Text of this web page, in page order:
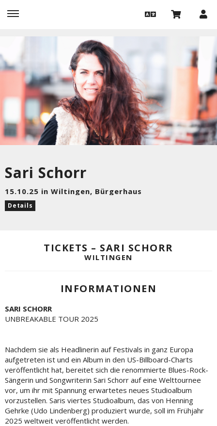
Sari Schorr
15.10.25 in Wiltingen, Bürgerhaus
Details
TICKETS – SARI SCHORR
WILTINGEN
INFORMATIONEN
SARI SCHORR
UNBREAKABLE TOUR 2025
Nachdem sie als Headlinerin auf Festivals in ganz Europa
aufgetreten ist und ein Album in den US-Billboard-Charts
veröffentlicht hat, bereitet sich die renommierte Blues-Rock-
Sängerin und Songwriterin Sari Schorr auf eine Welttournee
vor, um ihr mit Spannung erwartetes neues Studioalbum
vorzustellen. Saris viertes Studioalbum, das von Henning
Gehrke (Udo Lindenberg) produziert wurde, soll im Frühjahr
2025 weltweit veröffentlicht werden.